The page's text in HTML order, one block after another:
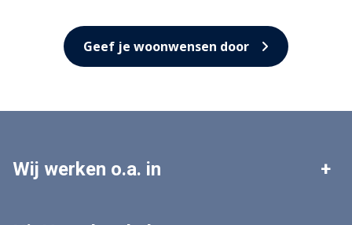
Geef je woonwensen door
Wij werken o.a. in